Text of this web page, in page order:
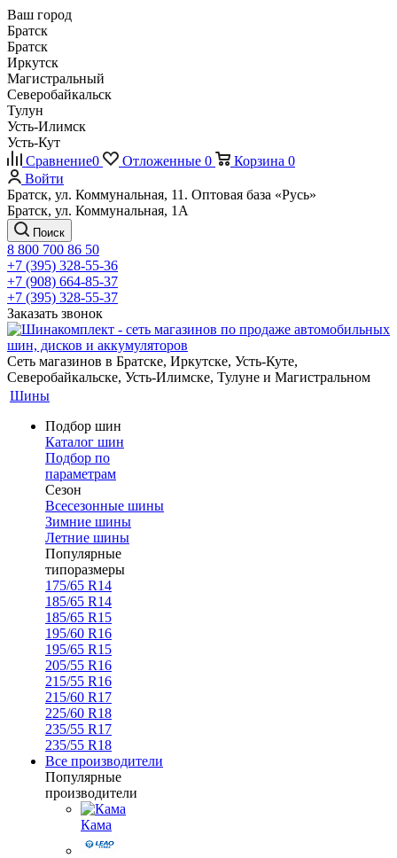
Ваш город
Братск
Братск
Иркутск
Магистральный
Северобайкальск
Тулун
Усть-Илимск
Усть-Кут
Сравнение0 Отложенные 0 Корзина 0
Войти
Братск, ул. Коммунальная, 11. Оптовая база «Русь»
Братск, ул. Коммунальная, 1А
Поиск
8 800 700 86 50
+7 (395) 328-55-36
+7 (908) 664-85-37
+7 (395) 328-55-37
Заказать звонок
Сеть магазинов в Братске, Иркутске, Усть-Куте,
Северобайкальске, Усть-Илимске, Тулуне и Магистральном
Шины
Подбор шин
Каталог шин
Подбор по
параметрам
Сезон
Всесезонные шины
Зимние шины
Летние шины
Популярные
типоразмеры
175/65 R14
185/65 R14
185/65 R15
195/60 R16
195/65 R15
205/55 R16
215/55 R16
215/60 R17
225/60 R18
235/55 R17
235/55 R18
Все производители
Популярные
производители
Кама